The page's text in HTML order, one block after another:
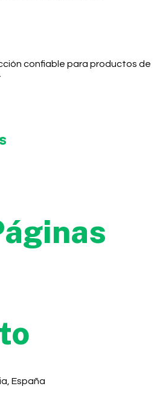
confiable para productos de
España